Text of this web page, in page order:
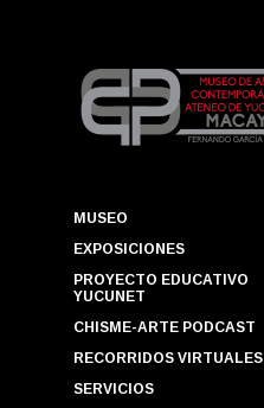
MUSEO
EXPOSICIONES
PROYECTO EDUCATIVO
YUCUNET
CHISME-ARTE PODCAST
RECORRIDOS VIRTUALES
SERVICIOS